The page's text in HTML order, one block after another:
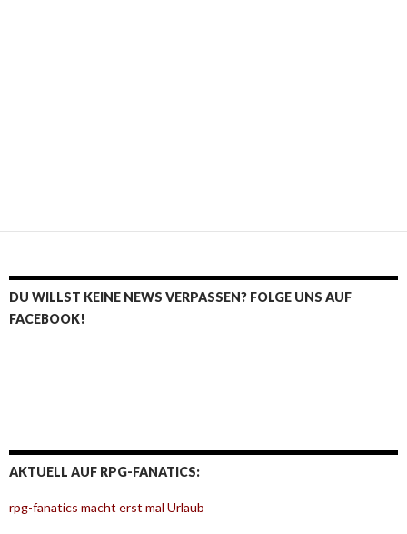
DU WILLST KEINE NEWS VERPASSEN? FOLGE UNS AUF
FACEBOOK!
AKTUELL AUF RPG-FANATICS:
rpg-fanatics macht erst mal Urlaub